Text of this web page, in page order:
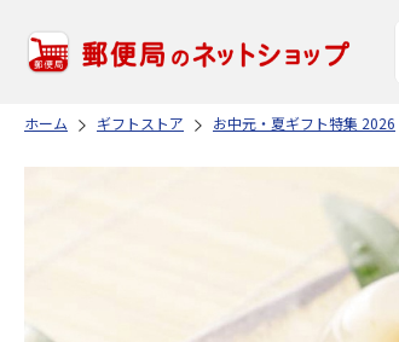
ホーム ギフトストア お中元・夏ギフト特集 2026